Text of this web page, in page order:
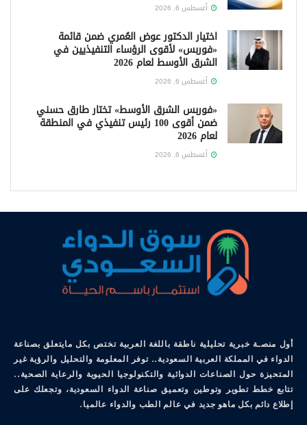
أغسطس 6, 2026
اختيار الدكتور عوض العُمري ضمن قائمة
«فوربس» لأقوى الرؤساء التنفيذيين في
الشرق الأوسط لعام 2026
أغسطس 6, 2026
«فوربس الشرق الأوسط» تختار طارق حسني
ضمن أقوى 100 رئيس تنفيذي في المنطقة
لعام 2026
أغسطس 6, 2026
أول منصـة خبرية تحليلية ناطقة باللغة العربية تختص بكل مايتعلق بصناعة
الدواء في المملكة العربية السعودية.. توفر المعلومة والتحليل والرؤية غير
المتحيزة حول الصناعات الدوائية والتكنولوجيا الحيوية والرعاية الصحية..
تتابع خطط تطوير وتوطين وتعميق صناعة الدواء السعودية، وتجعلك على
إطلاع دائم بكل ماهو جديد في عالم الطب والدواء عالميا.